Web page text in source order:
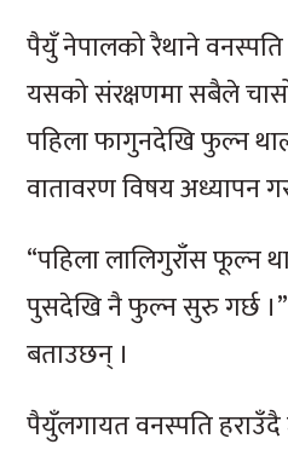
पैयुँ नेपालको रैथाने
यसको संरक्षणमा सबैले चासो
पहिला फागुनदेखि फुल्न
वातावरण विषय अध्यापन
“पहिला लालिगुराँस फूल्न
पुसदेखि नै फुल्न सुरु गर्छ ।”
बताउछन् ।
पैयुँलगायत वनस्पति